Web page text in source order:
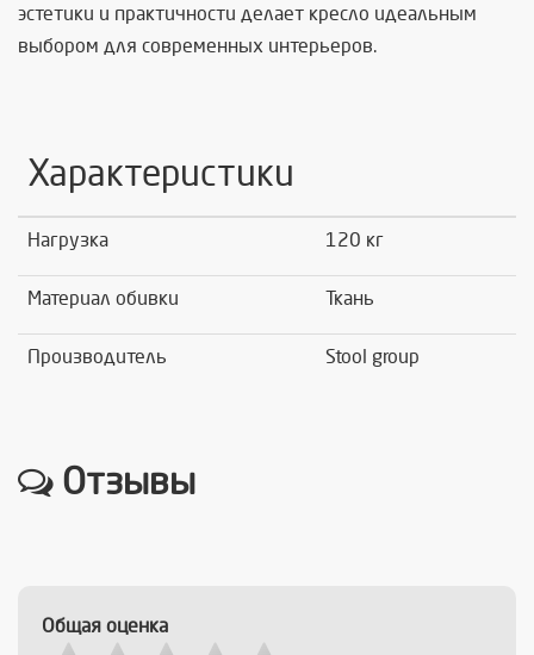
эстетики и практичности делает кресло идеальным
выбором для современных интерьеров.
Характеристики
Нагрузка 120 кг
Материал обивки Ткань
Производитель Stool group
Отзывы
Общая оценка